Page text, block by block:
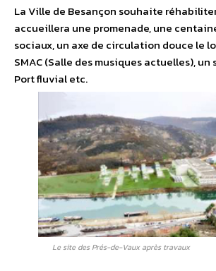
La Ville de Besançon souhaite
accueillera une promenade, une
sociaux, un axe de circulation douce le
SMAC (Salle des musiques actuelles),
Port fluvial etc.
Le site des Prés-de-Vaux après travaux